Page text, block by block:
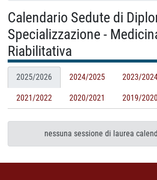
Calendario Sedute di
Specializzazione -
Riabilitativa
2025/2026 2024/2025 2023/
2021/2022 2020/2021 2019/2020
nessuna sessione di laurea